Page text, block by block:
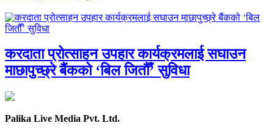
करदाता प्रोत्साहन उपहार कार्यक्रमलाई सघाउन
माछापुच्छ्रे बैंकको ‘बिल जितौँ’ सुविधा
Palika Live Media Pvt. Ltd.